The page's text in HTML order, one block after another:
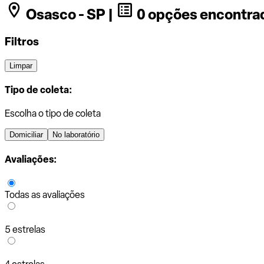
Osasco - SP | 0 opções
Filtros
Limpar
Tipo de coleta:
Escolha o tipo de coleta
Domiciliar No laboratório
Avaliações:
Todas as avaliações
5 estrelas